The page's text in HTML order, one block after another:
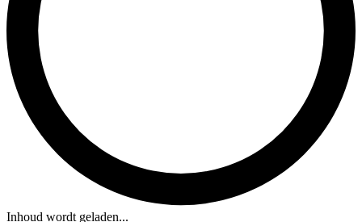
Inhoud wordt geladen...